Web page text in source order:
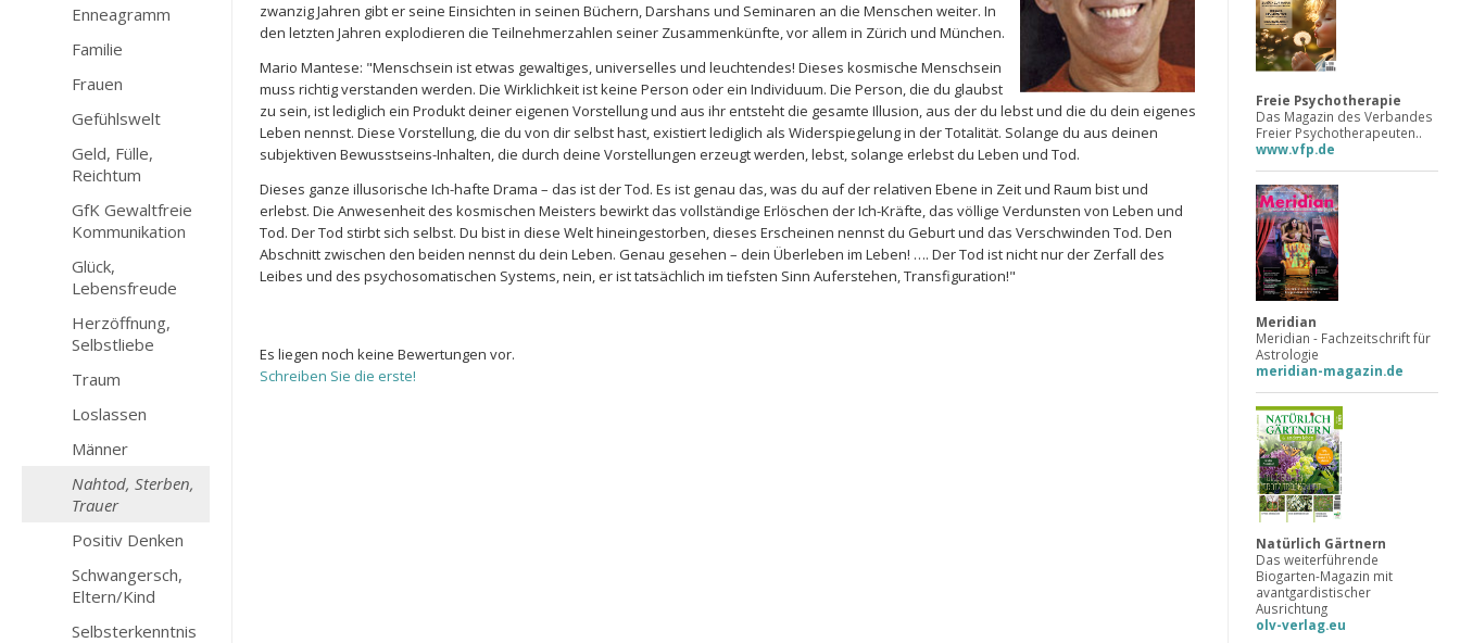
Enneagramm
Familie
Frauen
Gefühlswelt
Geld, Fülle,
Reichtum
GfK Gewaltfreie
Kommunikation
Glück,
Lebensfreude
Herzöffnung,
Selbstliebe
Traum
Loslassen
Männer
Nahtod, Sterben,
Trauer
Positiv Denken
Schwangersch,
Eltern/Kind
Selbsterkenntnis
zwanzig Jahren gibt er seine Einsichten in seinen Büchern, Darshans und Seminaren an die Menschen weiter. In
den letzten Jahren explodieren die Teilnehmerzahlen seiner Zusammenkünfte, vor allem in Zürich und München.
Mario Mantese: "Menschsein ist etwas gewaltiges, universelles und leuchtendes! Dieses kosmische Menschsein
muss richtig verstanden werden. Die Wirklichkeit ist keine Person oder ein Individuum. Die Person, die du glaubst
zu sein, ist lediglich ein Produkt deiner eigenen Vorstellung und aus ihr entsteht die gesamte Illusion, aus der du lebst und die du dein eigenes
Leben nennst. Diese Vorstellung, die du von dir selbst hast, existiert lediglich als Widerspiegelung in der Totalität. Solange du aus deinen
subjektiven Bewusstseins-Inhalten, die durch deine Vorstellungen erzeugt werden, lebst, solange erlebst du Leben und Tod.
Dieses ganze illusorische Ich-hafte Drama – das ist der Tod. Es ist genau das, was du auf der relativen Ebene in Zeit und Raum bist und
erlebst. Die Anwesenheit des kosmischen Meisters bewirkt das vollständige Erlöschen der Ich-Kräfte, das völlige Verdunsten von Leben und
Tod. Der Tod stirbt sich selbst. Du bist in diese Welt hineingestorben, dieses Erscheinen nennst du Geburt und das Verschwinden Tod. Den
Abschnitt zwischen den beiden nennst du dein Leben. Genau gesehen – dein Überleben im Leben! …. Der Tod ist nicht nur der Zerfall des
Leibes und des psychosomatischen Systems, nein, er ist tatsächlich im tiefsten Sinn Auferstehen, Transfiguration!"
Es liegen noch keine Bewertungen vor.
Schreiben Sie die erste!
Freie Psychotherapie
Das Magazin des Verbandes
Freier Psychotherapeuten..
www.vfp.de
Meridian
Meridian - Fachzeitschrift für
Astrologie
meridian-magazin.de
Natürlich Gärtnern
Das weiterführende
Biogarten-Magazin mit
avantgardistischer
Ausrichtung
olv-verlag.eu